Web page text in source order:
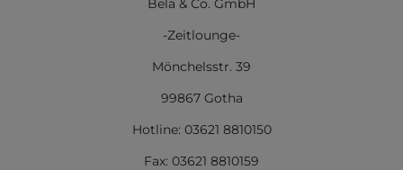
Bela & Co. GmbH
-Zeitlounge-
Mönchelsstr. 39
99867 Gotha
Hotline: 03621 8810150
Fax: 03621 8810159